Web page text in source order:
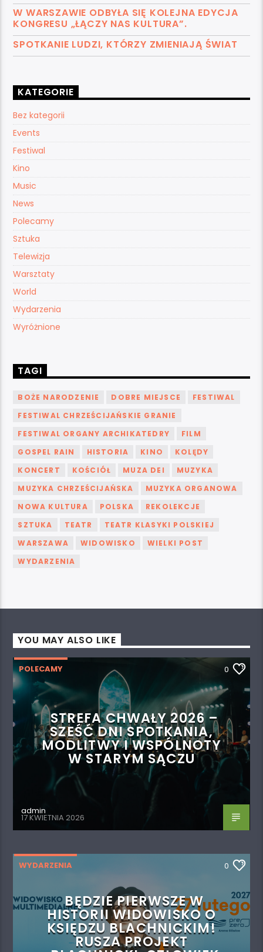
W WARSZAWIE ODBYŁA SIĘ KOLEJNA EDYCJA
KONGRESU „ŁĄCZY NAS KULTURA”.
SPOTKANIE LUDZI, KTÓRZY ZMIENIAJĄ ŚWIAT
KATEGORIE
Bez kategorii
Events
Festiwal
Kino
Music
News
Polecamy
Sztuka
Telewizja
Warsztaty
World
Wydarzenia
Wyróżnione
TAGI
BOŻE NARODZENIE DOBRE MIEJSCE
FESTIWAL
FESTIWAL CHRZEŚCIJAŃSKIE GRANIE
FESTIWAL ORGANY ARCHIKATEDRY
FILM
GOSPEL RAIN
HISTORIA KINO
KOLĘDY
KONCERT
KOŚCIÓŁ MUZA DEI
MUZYKA
MUZYKA CHRZEŚCIJAŃSKA
MUZYKA ORGANOWA
NOWA KULTURA
POLSKA
REKOLEKCJE
SZTUKA
TEATR
TEATR KLASYKI POLSKIEJ
WARSZAWA
WIDOWISKO
WIELKI POST
WYDARZENIA
YOU MAY ALSO LIKE
POLECAMY 0
STREFA CHWAŁY 2026 –
SZEŚĆ DNI SPOTKANIA,
MODLITWY I WSPÓLNOTY
W STARYM SĄCZU
admin
17 KWIETNIA 2026
WYDARZENIA 0
BĘDZIE PIERWSZE W
HISTORII WIDOWISKO O
KSIĘDZU BLACHNICKIM!
RUSZA PROJEKT